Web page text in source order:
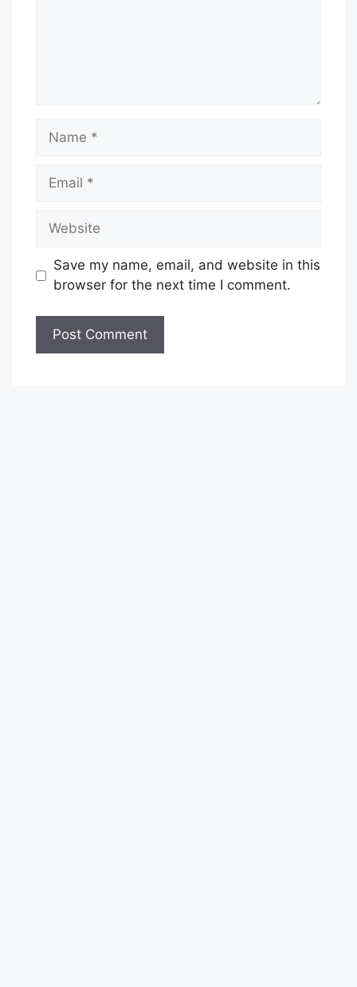
Name
Email
Website
Save my name, email, and website in this
browser for the next time I comment.